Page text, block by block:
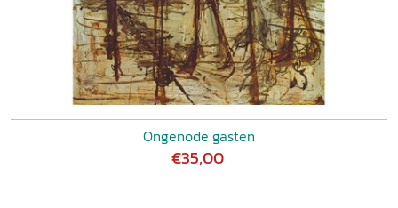
Ongenode gasten
€35,00